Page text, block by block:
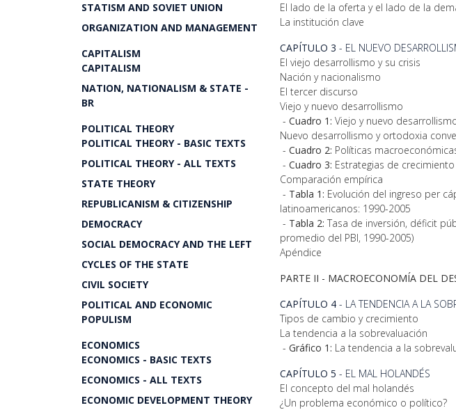
STATISM AND SOVIET UNION
ORGANIZATION AND MANAGEMENT
CAPITALISM
CAPITALISM
NATION, NATIONALISM & STATE -
BR
POLITICAL THEORY
POLITICAL THEORY - BASIC TEXTS
POLITICAL THEORY - ALL TEXTS
STATE THEORY
REPUBLICANISM & CITIZENSHIP
DEMOCRACY
SOCIAL DEMOCRACY AND THE LEFT
CYCLES OF THE STATE
CIVIL SOCIETY
POLITICAL AND ECONOMIC
POPULISM
ECONOMICS
ECONOMICS - BASIC TEXTS
ECONOMICS - ALL TEXTS
ECONOMIC DEVELOPMENT THEORY
El lado de la oferta y el lado de la
La institución clave
CAPÍTULO 3 - EL NUEVO
El viejo desarrollismo y su crisis
Nación y nacionalismo
El tercer discurso
Viejo y nuevo desarrollismo
- Cuadro 1: Viejo y nuevo
Nuevo desarrollismo y ortodoxia
- Cuadro 2: Políticas
- Cuadro 3: Estrategias de
Comparación empírica
- Tabla 1: Evolución del ingreso per
latinoamericanos: 1990-2005
- Tabla 2: Tasa de inversión, déficit
promedio del PBI, 1990-2005)
Apéndice
PARTE II - MACROECONOMÍA DEL
CAPÍTULO 4 - LA TENDENCIA A LA
Tipos de cambio y crecimiento
La tendencia a la sobrevaluación
- Gráfico 1: La tendencia a la
CAPÍTULO 5 - EL MAL HOLANDÉS
El concepto del mal holandés
¿Un problema económico o político?